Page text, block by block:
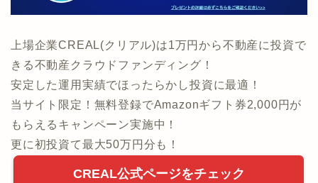
上場企業CREAL(クリアル)は1万円から不動産に投資で
きる不動産クラウドファンディング！
安定した運用実績でほったらかし投資に最適！
当サイト限定！無料登録でAmazonギフト券2,000円が
もらえるキャンペーン実施中！
更に初投資て最大50万円分も！
CREAL公式ページをチェック